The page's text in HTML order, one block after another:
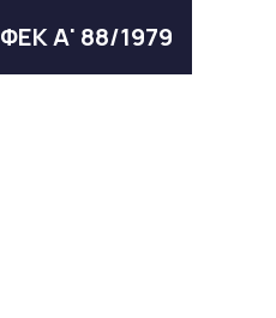
ΦΕΚ Α' 88/1979